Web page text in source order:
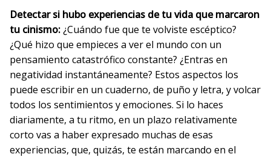
Detectar si hubo experiencias de tu vida que marcaron
tu cinismo:¿Cuándo fue que te volviste escéptico?
¿Qué hizo que empieces a ver el mundo con un
pensamiento catastrófico constante? ¿Entras en
negatividad instantáneamente? Estos aspectos los
puede escribir en un cuaderno, de puño y letra, y volcar
todos los sentimientos y emociones. Si lo haces
diariamente, a tu ritmo, en un plazo relativamente
corto vas a haber expresado muchas de esas
experiencias, que, quizás, te están marcando en el